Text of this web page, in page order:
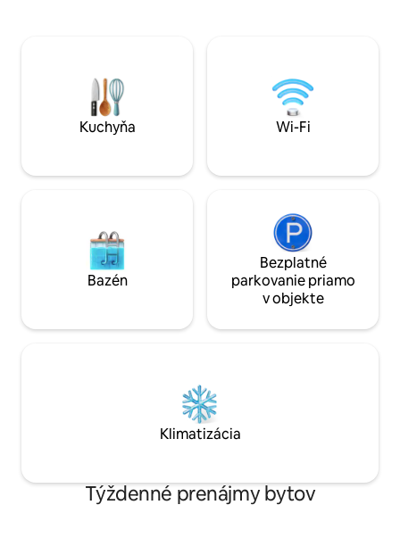
vzdialené približne 10 minút chôdze.
hradu a je
reštauráciami,
neďaleko vlakov,
električiek.
Kuchyňa Wi-Fi
Bazén
Bezplatné
parkovanie priamo
v objekte
Klimatizácia
Týždenné prenájmy bytov